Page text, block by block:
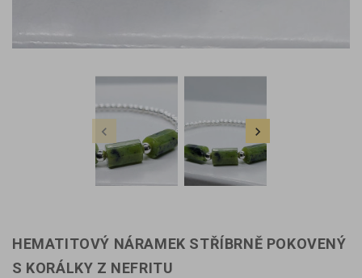
 
HEMATITOVÝ NÁRAMEK STŘÍBRNĚ POKOVENÝ
S KORÁLKY Z NEFRITU